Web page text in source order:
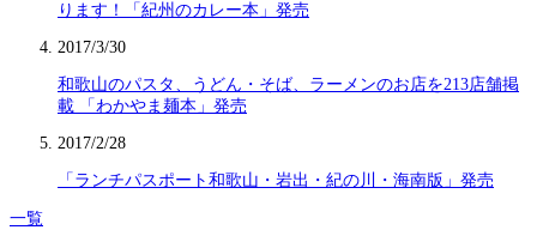
ります！「紀州のカレー本」発売
2017/3/30
和歌山のパスタ、うどん・そば、ラーメンのお店を213店舗掲
載 「わかやま麺本」発売
2017/2/28
「ランチパスポート和歌山・岩出・紀の川・海南版」発売
一覧